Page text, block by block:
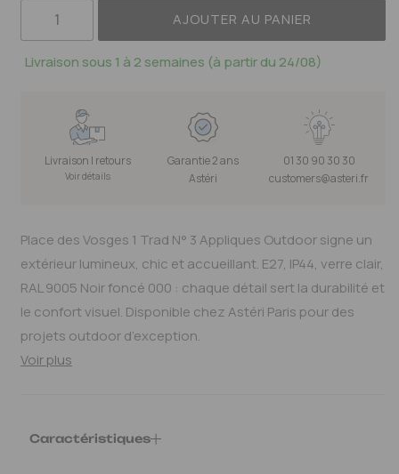
AJOUTER AU PANIER
Livraison sous 1 à 2 semaines (à partir du 24/08)
Livraison | retours
Voir détails
Garantie 2 ans
Astéri
01 30 90 30 30
customers@asteri.fr
Place des Vosges 1 Trad N° 3 Appliques Outdoor signe un
extérieur lumineux, chic et accueillant. E27, IP44, verre clair,
RAL 9005 Noir foncé 000 : chaque détail sert la durabilité et
le confort visuel. Disponible chez Astéri Paris pour des
projets outdoor d’exception.
Voir plus
Caractéristiques